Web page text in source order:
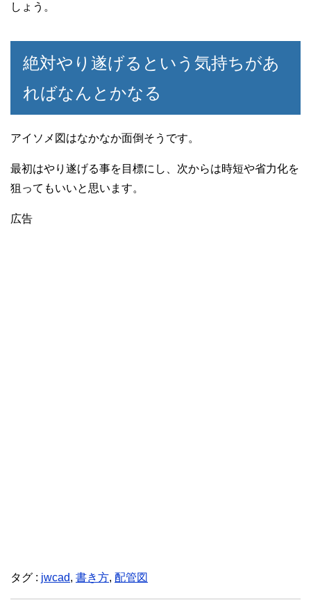
しょう。
絶対やり遂げるという気持ちがあ
ればなんとかなる
アイソメ図はなかなか面倒そうです。
最初はやり遂げる事を目標にし、次からは時短や省力化を
狙ってもいいと思います。
広告
タグ : jwcad, 書き方, 配管図